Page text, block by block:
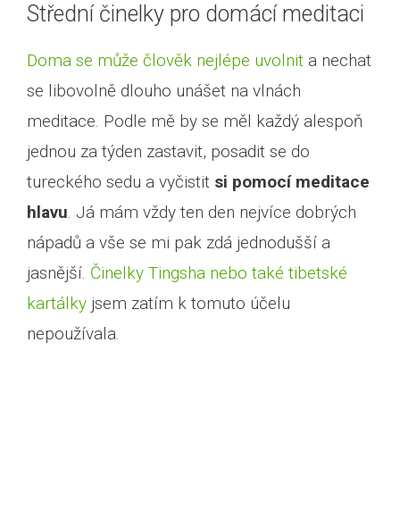
Prohlédnout si jóga e-
shop
Střední činelky pro domácí meditaci
Doma se může člověk nejlépe uvolnit a nechat
se libovolně dlouho unášet na vlnách
meditace. Podle mě by se měl každý alespoň
jednou za týden zastavit, posadit se do
tureckého sedu a vyčistit si pomocí meditace
hlavu. Já mám vždy ten den nejvíce dobrých
nápadů a vše se mi pak zdá jednodušší a
jasnější. Činelky Tingsha nebo také tibetské
kartálky jsem zatím k tomuto účelu
nepoužívala.